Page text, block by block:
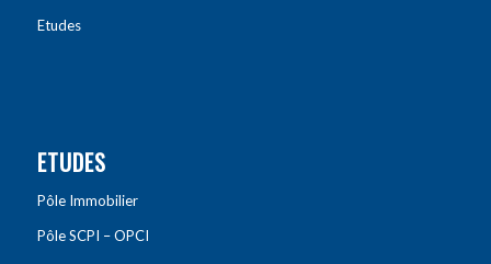
Etudes
ETUDES
Pôle Immobilier
Pôle SCPI – OPCI